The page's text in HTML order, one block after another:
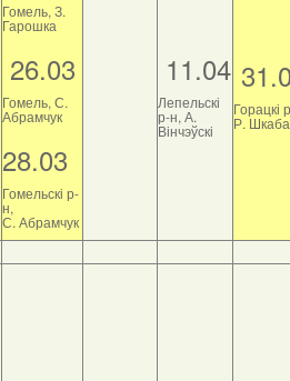
Гомель, З.
Гарошка
26.03
Гомель, С.
Абрамчук
28.03
Гомельскі р-
н,
С. Абрамчук
11.04
Лепельскі
р-н, А.
Вінчэўскі
Горацкі
Р.